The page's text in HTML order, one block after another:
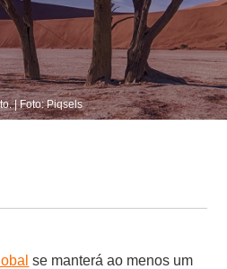
| Foto: Piqsels
se manterá ao menos um